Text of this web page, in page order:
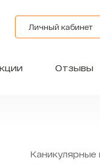
Личный кабинет
Отзывы